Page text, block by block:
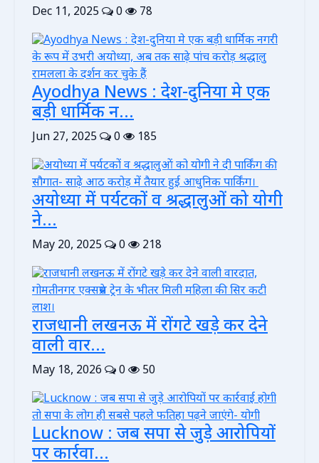
Dec 11, 2025 0 78
Ayodhya News : देश-दुनिया मे एक
बड़ी धार्मिक न...
Jun 27, 2025 0 185
अयोध्या में पर्यटकों व श्रद्धालुओं को योगी
ने...
May 20, 2025 0 218
राजधानी लखनऊ में रोंगटे खड़े कर देने
वाली वार...
May 18, 2026 0 50
Lucknow : जब सपा से जुड़े आरोपियों
पर कार्रवा...